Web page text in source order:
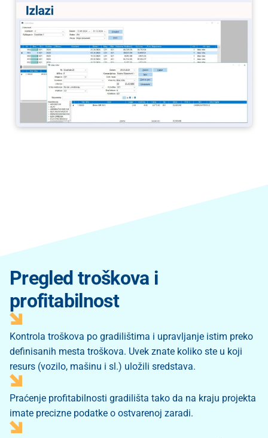
Pregled troškova i
profitabilnost
Kontrola troškova po gradilištima i upravljanje istim preko
definisanih mesta troškova. Uvek znate koliko ste u koji
resurs (vozilo, mašinu i sl.) uložili sredstava.
Praćenje profitabilnosti gradilišta tako da na kraju projekta
imate precizne podatke o ostvarenoj zaradi.